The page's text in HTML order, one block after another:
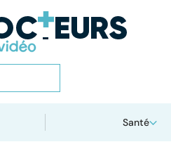
Santé